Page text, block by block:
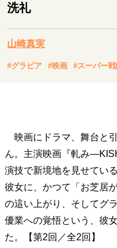
キャリア・働き方
大人の学び直し
トップが描く未来
重圧との向き合い方
忘れられない言葉
洗礼
山崎真実
#グラビア #映画 #スーパー
映画にドラマ、舞台と
ん。主演映画『軋み
演技で新境地を見せてい
彼女に、かつて「お芝居
の這い上がり、そしてグ
優業への覚悟という、彼
た。【第2回／全2回】